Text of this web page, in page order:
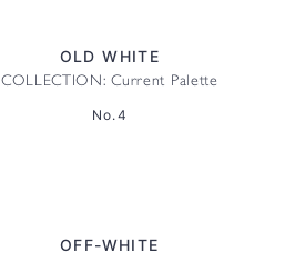
OLD WHITE
COLLECTION: Current Palette
No.4
OFF-WHITE